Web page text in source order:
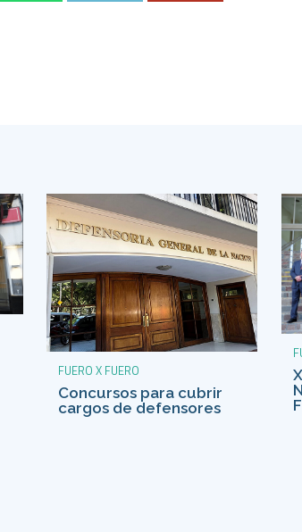
FUERO X FUERO
Concursos para cubrir
cargos de defensores